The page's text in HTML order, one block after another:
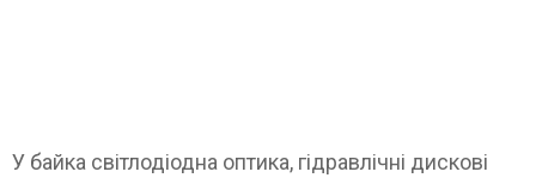
У байка світлодіодна оптика, гідравлічні дискові